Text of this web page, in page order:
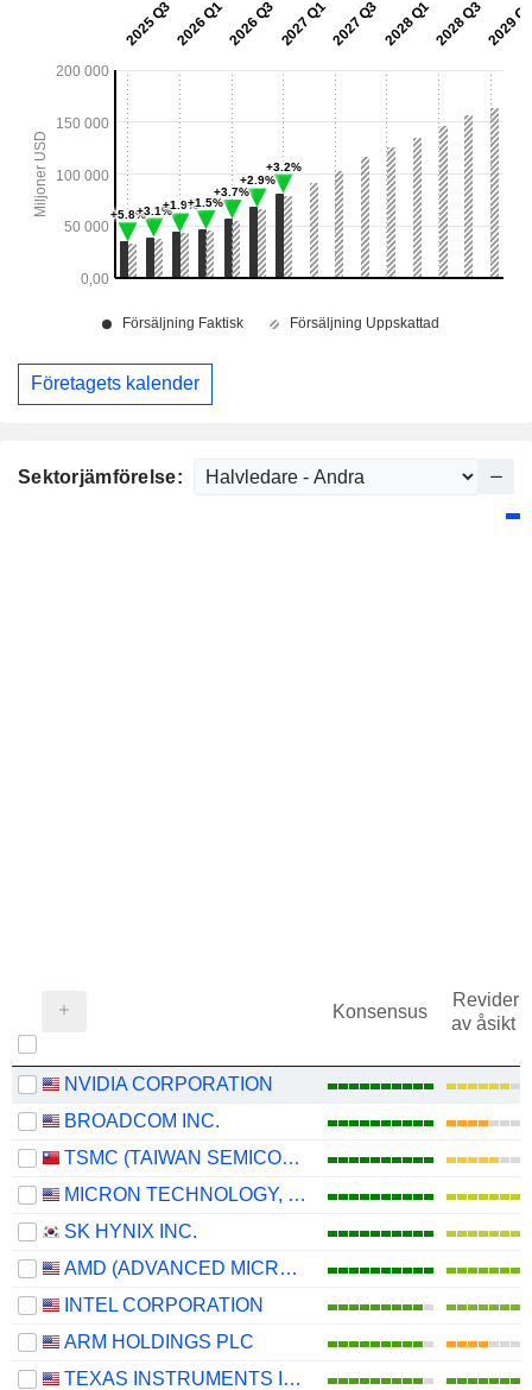
Sektorjämförelse:
Konsensus
av åsikt
NVIDIA CORPORATION
BROADCOM INC.
TSMC (TAIWAN SEMICONDUCTOR MANUFACTURING COMPANY)
MICRON TECHNOLOGY, INC.
SK HYNIX INC.
AMD (ADVANCED MICRO DEVICES)
INTEL CORPORATION
ARM HOLDINGS PLC
TEXAS INSTRUMENTS INCORPORATED
Företagets kalender